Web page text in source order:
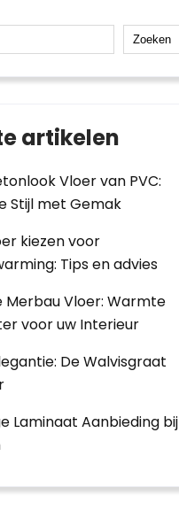
Zoeken
artikelen
Vloer van PVC:
Stijl met Gemak
kiezen voor
Tips en advies
Merbau Vloer: Warmte
voor uw Interieur
De Walvisgraat
Laminaat Aanbieding bij